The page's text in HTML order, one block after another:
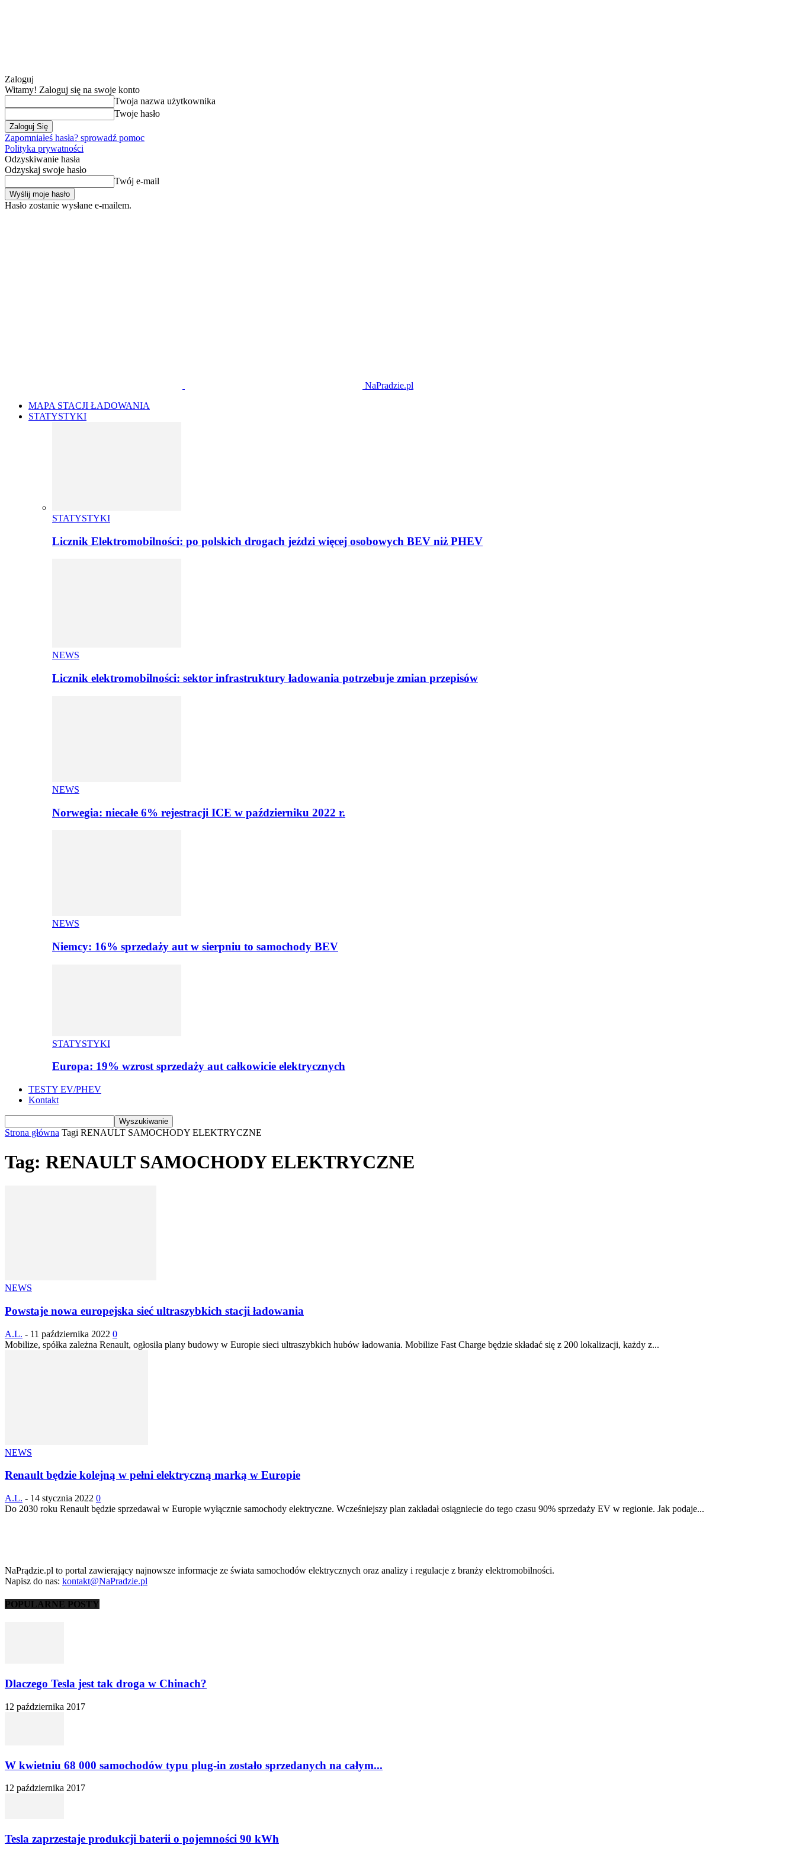
Zaloguj
Witamy! Zaloguj się na swoje konto
Twoja nazwa użytkownika
Twoje hasło
Zapomniałeś hasła? sprowadź pomoc
Polityka prywatności
Odzyskiwanie hasła
Odzyskaj swoje hasło
Twój e-mail
Hasło zostanie wysłane e-mailem.
NaPradzie.pl
MAPA STACJI ŁADOWANIA
STATYSTYKI
STATYSTYKI
Licznik Elektromobilności: po polskich drogach jeździ więcej osobowych BEV niż PHEV
NEWS
Licznik elektromobilności: sektor infrastruktury ładowania potrzebuje zmian przepisów
NEWS
Norwegia: niecałe 6% rejestracji ICE w październiku 2022 r.
NEWS
Niemcy: 16% sprzedaży aut w sierpniu to samochody BEV
STATYSTYKI
Europa: 19% wzrost sprzedaży aut całkowicie elektrycznych
TESTY EV/PHEV
Kontakt
Strona główna Tagi RENAULT SAMOCHODY ELEKTRYCZNE
Tag: RENAULT SAMOCHODY ELEKTRYCZNE
NEWS
Powstaje nowa europejska sieć ultraszybkich stacji ładowania
A.L. - 11 października 2022 0
Mobilize, spółka zależna Renault, ogłosiła plany budowy w Europie sieci ultraszybkich hubów ładowania. Mobilize Fast Charge będzie składać się z 200 lokalizacji, każdy z...
NEWS
Renault będzie kolejną w pełni elektryczną marką w Europie
A.L. - 14 stycznia 2022 0
Do 2030 roku Renault będzie sprzedawał w Europie wyłącznie samochody elektryczne. Wcześniejszy plan zakładał osiągniecie do tego czasu 90% sprzedaży EV w regionie. Jak podaje...
NaPrądzie.pl to portal zawierający najnowsze informacje ze świata samochodów elektrycznych oraz analizy i regulacje z branży elektromobilności.
Napisz do nas: kontakt@NaPradzie.pl
POPULARNE POSTY
Dlaczego Tesla jest tak droga w Chinach?
12 października 2017
W kwietniu 68 000 samochodów typu plug-in zostało sprzedanych na całym...
12 października 2017
Tesla zaprzestaje produkcji baterii o pojemności 90 kWh